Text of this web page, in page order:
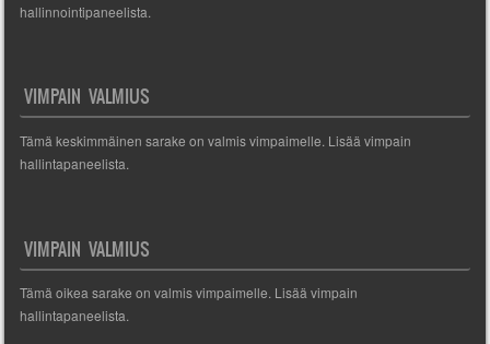
hallinnointipaneelista.
VIMPAIN VALMIUS
Tämä keskimmäinen sarake on valmis vimpaimelle. Lisää vimpain
hallintapaneelista.
VIMPAIN VALMIUS
Tämä oikea sarake on valmis vimpaimelle. Lisää vimpain
hallintapaneelista.